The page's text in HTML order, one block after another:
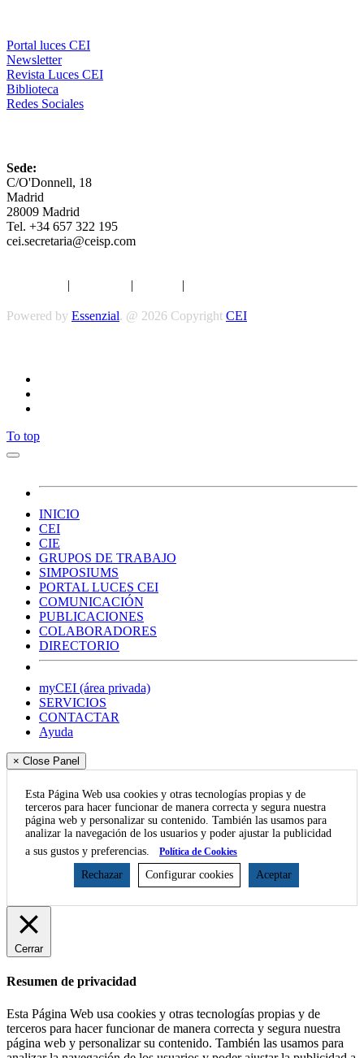
Portal luces CEI
Newsletter
Revista Luces CEI
Biblioteca
Redes Sociales
Sede:
C/O'Donnell, 18
Madrid
28009 Madrid
Tel. +34 657 322 195
cei.secretaria@ceisp.com
| | |
Powered by Essenzial. @ 2026 Copyright CEI
To top
INICIO
CEI
CIE
GRUPOS DE TRABAJO
SIMPOSIUMS
PORTAL LUCES CEI
COMUNICACIÓN
PUBLICACIONES
COLABORADORES
DIRECTORIO
myCEI (área privada)
SERVICIOS
CONTACTAR
Ayuda
× Close Panel
Esta Página Web usa cookies y otras tecnologías propias y de
terceros para hacer funcionar de manera correcta y segura nuestra
página web y personalizar su contenido. También las usamos para
analizar la navegación de los usuarios y poder ajustar la publicidad
a sus gustos y preferencias.
Política de Cookies
Rechazar Configurar cookies Aceptar
Cerrar
Resumen de privacidad
Esta Página Web usa cookies y otras tecnologías propias y de
terceros para hacer funcionar de manera correcta y segura nuestra
página web y personalizar su contenido. También las usamos para